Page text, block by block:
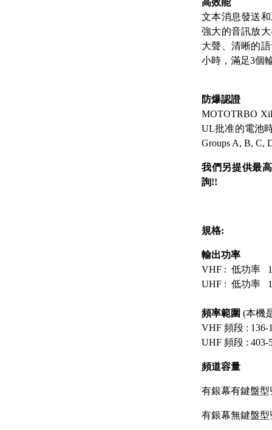
高效能
文本消息發送
強大的音訊放
大聲、清晰的
小時，滿足3個
防爆認證
MOTOTRBO
UL批准的電池
Groups A, B, C,
我們另提供最
詢!!
規格:
輸出功率
VHF : 低功
UHF : 低功
頻率範圍 (本機
VHF 頻段 : 136-
UHF 頻段 : 403-
頻道容量
有銀幕有鍵盤型
有銀幕無鍵盤型